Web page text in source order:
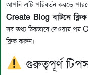
আপনি এটি পরিবর্তন করতে
Create Blog বাটনে
সব তথ্য ঠিকভাবে দেওয়ার
ক্লিক করুন।
গুরুত্বপূর্ণ